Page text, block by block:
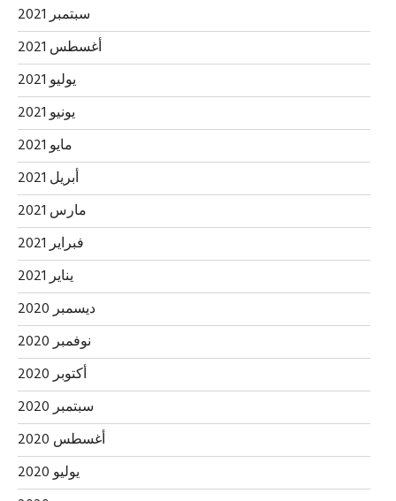
سبتمبر 2021
أغسطس 2021
يوليو 2021
يونيو 2021
مايو 2021
أبريل 2021
مارس 2021
فبراير 2021
يناير 2021
ديسمبر 2020
نوفمبر 2020
أكتوبر 2020
سبتمبر 2020
أغسطس 2020
يوليو 2020